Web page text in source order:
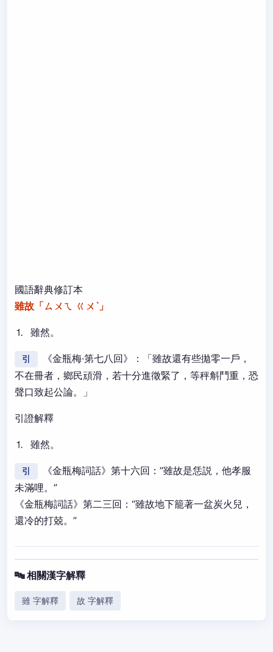
國語辭典修訂本
雖故「ㄙㄨㄟ ㄍㄨˋ」
⒈ 雖然。
引
《金瓶梅·第七八回》：「雖故還有些拋零一戶，
不在冊者，鄉民頑滑，若十分進徵緊了，等秤斛鬥重，恐
聲口致起公論。」
引證解釋
⒈ 雖然。
引
《金瓶梅詞話》第十六回：“雖故是恁説，他孝服
未滿哩。”
《金瓶梅詞話》第二三回：“雖故地下籠著一盆炭火兒，
還冷的打兢。”
🔤 相關漢字解釋
雖 字解釋 故 字解釋